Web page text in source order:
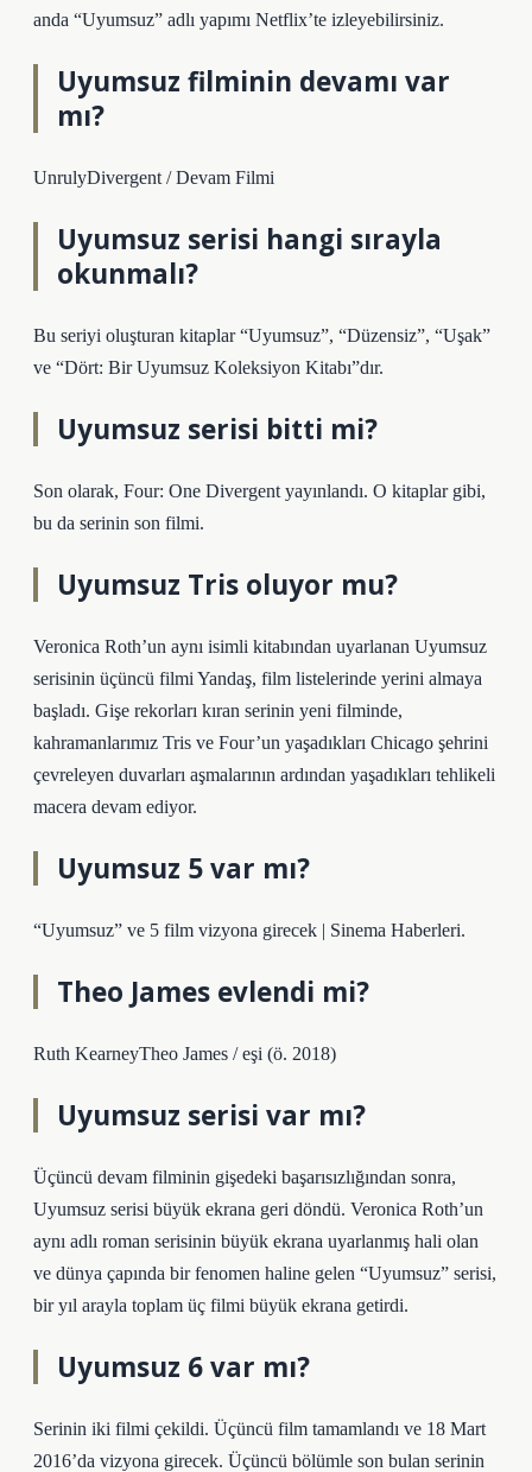
anda “Uyumsuz” adlı yapımı Netflix’te izleyebilirsiniz.
Uyumsuz filminin devamı var
mı?
UnrulyDivergent / Devam Filmi
Uyumsuz serisi hangi sırayla
okunmalı?
Bu seriyi oluşturan kitaplar “Uyumsuz”, “Düzensiz”, “Uşak”
ve “Dört: Bir Uyumsuz Koleksiyon Kitabı”dır.
Uyumsuz serisi bitti mi?
Son olarak, Four: One Divergent yayınlandı. O kitaplar gibi,
bu da serinin son filmi.
Uyumsuz Tris oluyor mu?
Veronica Roth’un aynı isimli kitabından uyarlanan Uyumsuz
serisinin üçüncü filmi Yandaş, film listelerinde yerini almaya
başladı. Gişe rekorları kıran serinin yeni filminde,
kahramanlarımız Tris ve Four’un yaşadıkları Chicago şehrini
çevreleyen duvarları aşmalarının ardından yaşadıkları tehlikeli
macera devam ediyor.
Uyumsuz 5 var mı?
“Uyumsuz” ve 5 film vizyona girecek | Sinema Haberleri.
Theo James evlendi mi?
Ruth KearneyTheo James / eşi (ö. 2018)
Uyumsuz serisi var mı?
Üçüncü devam filminin gişedeki başarısızlığından sonra,
Uyumsuz serisi büyük ekrana geri döndü. Veronica Roth’un
aynı adlı roman serisinin büyük ekrana uyarlanmış hali olan
ve dünya çapında bir fenomen haline gelen “Uyumsuz” serisi,
bir yıl arayla toplam üç filmi büyük ekrana getirdi.
Uyumsuz 6 var mı?
Serinin iki filmi çekildi. Üçüncü film tamamlandı ve 18 Mart
2016’da vizyona girecek. Üçüncü bölümle son bulan serinin